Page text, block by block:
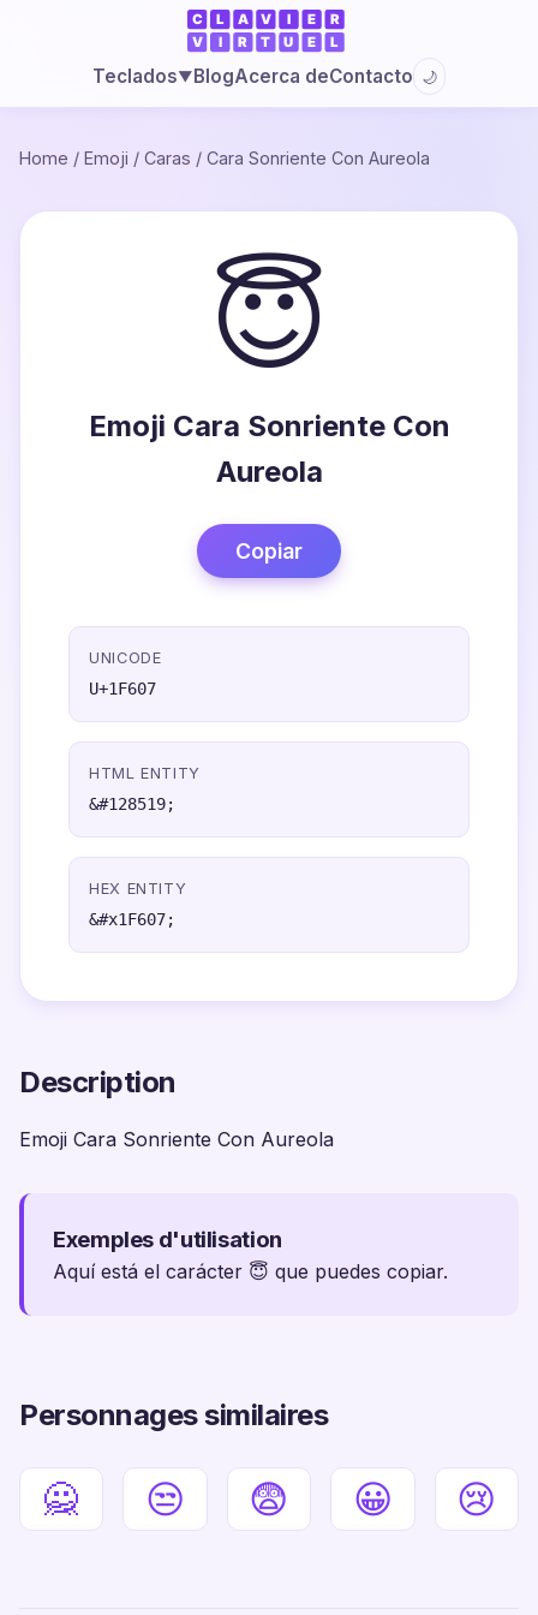
Teclados▼BlogAcerca deContacto 🌙
Home / Emoji / Caras / Cara Sonriente Con Aureola
😇
Emoji Cara Sonriente Con
Aureola
Copiar
UNICODE
U+1F607
HTML ENTITY
&#128519;
HEX ENTITY
&#x1F607;
Description
Emoji Cara Sonriente Con Aureola
Exemples d'utilisation
Aquí está el carácter 😇 que puedes copiar.
Personnages similaires
🙅 😒 😨 😀 😢